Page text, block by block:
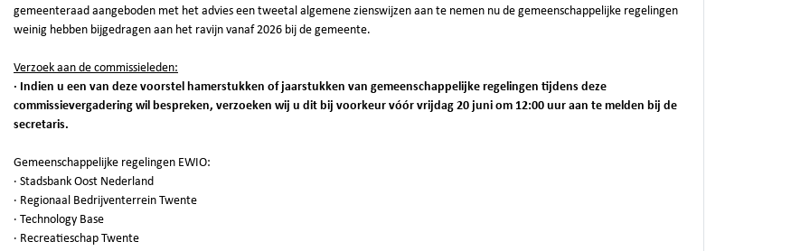
gemeenteraad aangeboden met het advies een tweetal algemene zienswijzen aan te nemen nu de gemeenschappelijke regelingen
weinig hebben bijgedragen aan het ravijn vanaf 2026 bij de gemeente.
Verzoek aan de commissieleden:
· Indien u een van deze voorstel hamerstukken of jaarstukken van gemeenschappelijke regelingen tijdens deze
commissievergadering wil bespreken, verzoeken wij u dit bij voorkeur vóór vrijdag 20 juni om 12:00 uur aan te melden bij de
secretaris.
Gemeenschappelijke regelingen EWIO:
· Stadsbank Oost Nederland
· Regionaal Bedrijventerrein Twente
· Technology Base
· Recreatieschap Twente